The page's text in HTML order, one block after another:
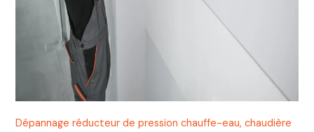
Dépannage réducteur de pression chauffe-eau, chaudière